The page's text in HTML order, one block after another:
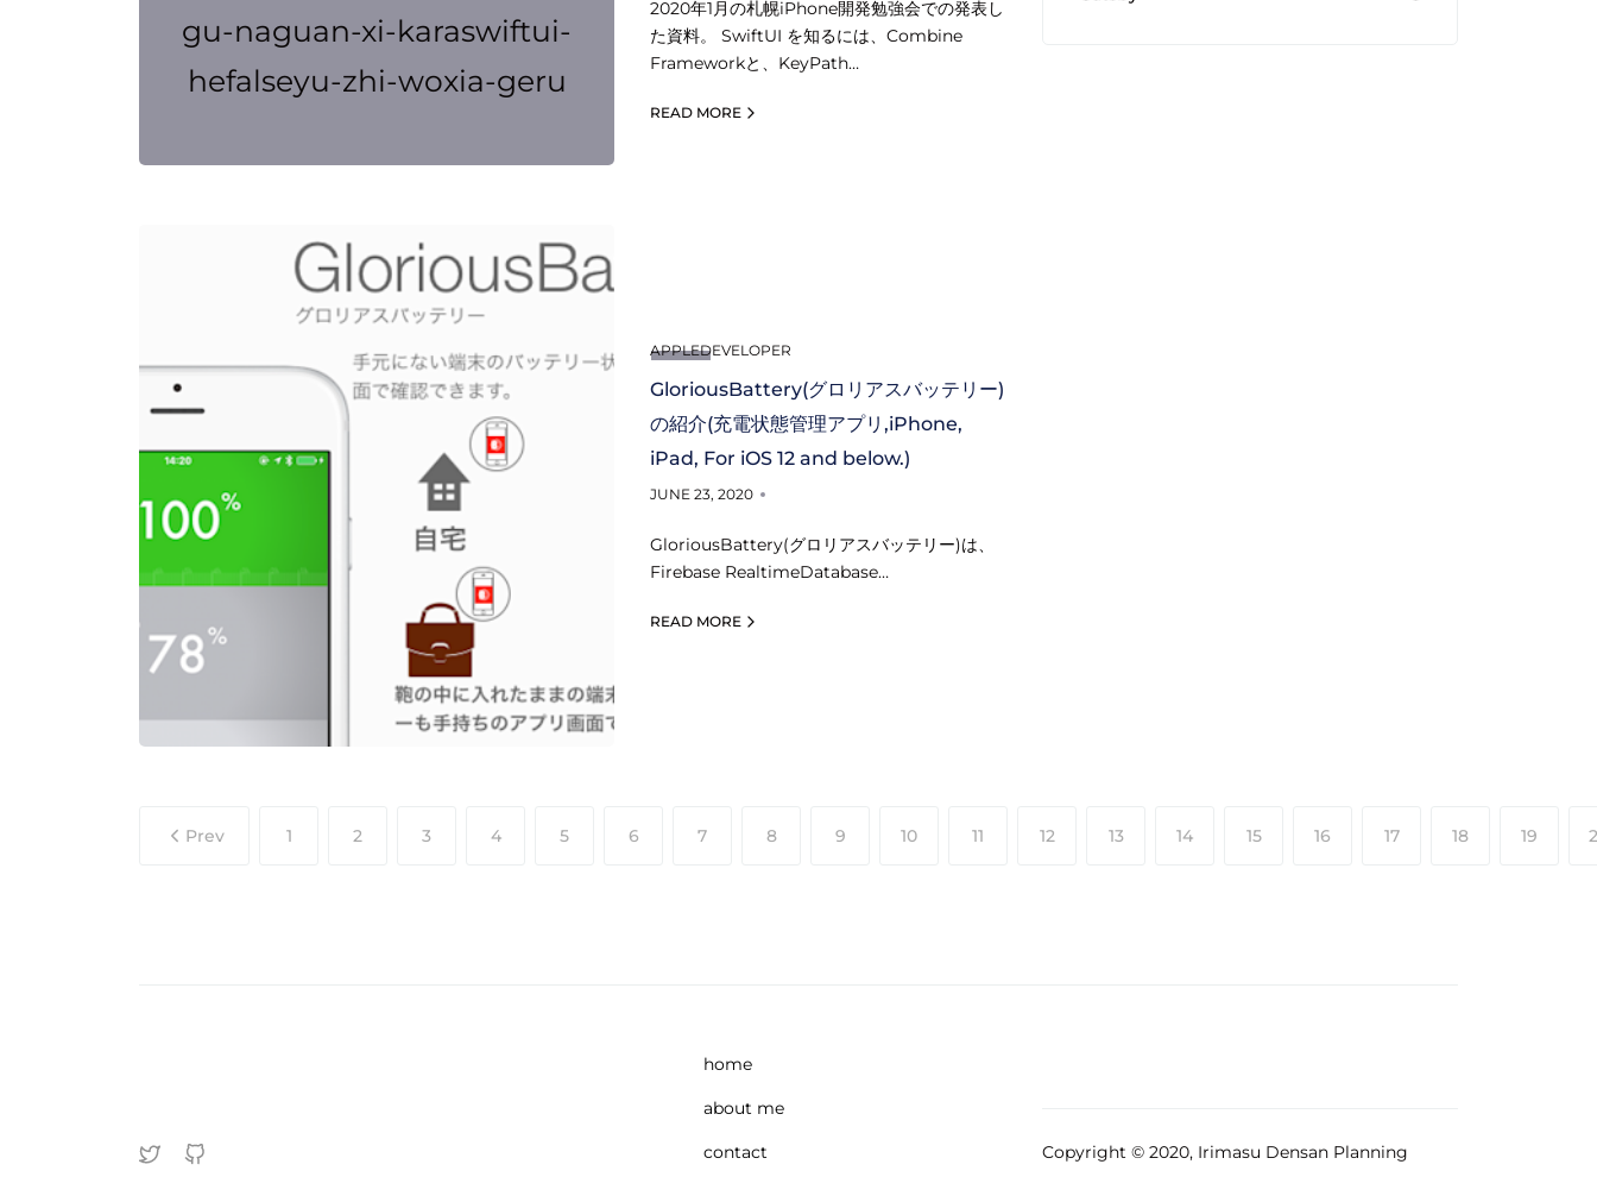
gu-naguan-xi-karaswiftui-
hefalseyu-zhi-woxia-geru
2020年1月の札幌iPhone開発勉強会での発表し
た資料。 SwiftUI を知るには、Combine
Frameworkと、KeyPath…
READ MORE
APPLEDEVELOPER
GloriousBattery(グロリアスバッテリー)
の紹介(充電状態管理アプリ,iPhone,
iPad, For iOS 12 and below.)
JUNE 23, 2020
GloriousBattery(グロリアスバッテリー)は、
Firebase RealtimeDatabase…
READ MORE
Prev 1 2 3 4 5 6 7 8 9 10 11 12 13 14 15 16 17 18 19
home
about me
contact Copyright © 2020, Irimasu Densan Planning